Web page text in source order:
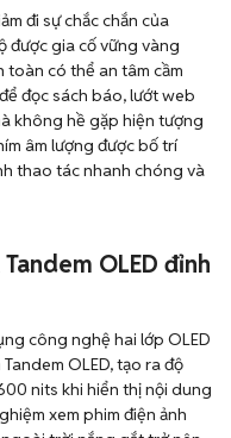
đi sự chắc chắn của
được gia cố vững vàng
có thể an tâm cầm
đọc sách báo, lướt web
không hề gặp hiện tượng
âm lượng được bố trí
thao tác nhanh chóng và
OLED đỉnh
công nghệ hai lớp OLED
OLED, tạo ra độ
nits khi hiển thị nội dung
xem phim điện ảnh